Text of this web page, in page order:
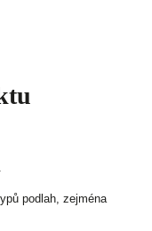
podlah, zejména